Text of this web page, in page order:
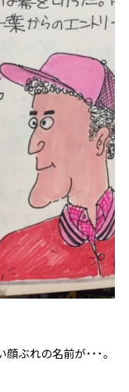
ぶれの名前が･･･。